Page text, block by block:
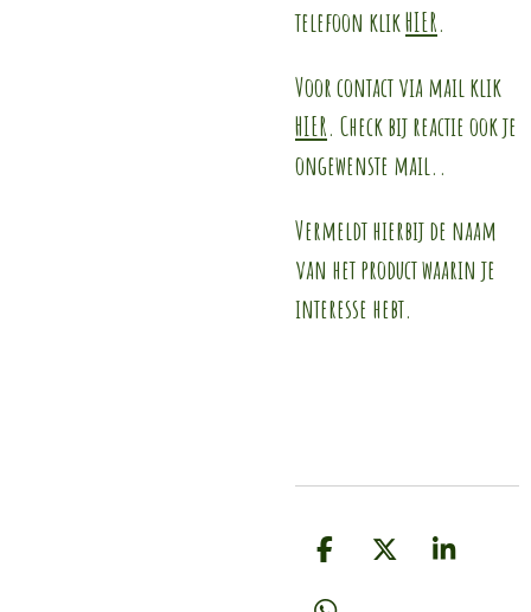
telefoon klikHIER.
Voor contact via mail klik
HIER. Check bij reactie ook je
ongewenste mail..
Vermeldt hierbij de naam
van het product waarin je
interesse hebt.
D
D
S